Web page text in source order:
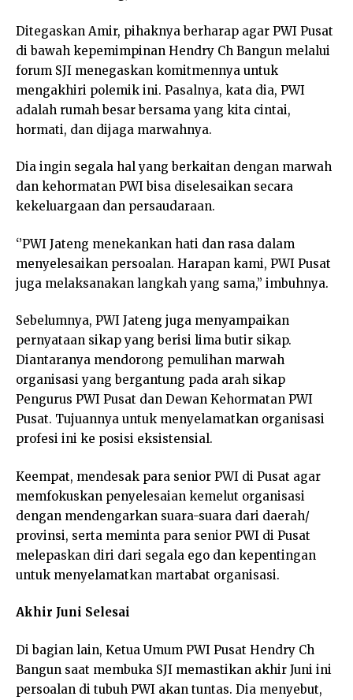
Ditegaskan Amir, pihaknya berharap agar PWI Pusat
di bawah kepemimpinan Hendry Ch Bangun melalui
forum SJI menegaskan komitmennya untuk
mengakhiri polemik ini. Pasalnya, kata dia, PWI
adalah rumah besar bersama yang kita cintai,
hormati, dan dijaga marwahnya.
Dia ingin segala hal yang berkaitan dengan marwah
dan kehormatan PWI bisa diselesaikan secara
kekeluargaan dan persaudaraan.
‘’PWI Jateng menekankan hati dan rasa dalam
menyelesaikan persoalan. Harapan kami, PWI Pusat
juga melaksanakan langkah yang sama,’’ imbuhnya.
Sebelumnya, PWI Jateng juga menyampaikan
pernyataan sikap yang berisi lima butir sikap.
Diantaranya mendorong pemulihan marwah
organisasi yang bergantung pada arah sikap
Pengurus PWI Pusat dan Dewan Kehormatan PWI
Pusat. Tujuannya untuk menyelamatkan organisasi
profesi ini ke posisi eksistensial.
Keempat, mendesak para senior PWI di Pusat agar
memfokuskan penyelesaian kemelut organisasi
dengan mendengarkan suara-suara dari daerah/
provinsi, serta meminta para senior PWI di Pusat
melepaskan diri dari segala ego dan kepentingan
untuk menyelamatkan martabat organisasi.
Akhir Juni Selesai
Di bagian lain, Ketua Umum PWI Pusat Hendry Ch
Bangun saat membuka SJI memastikan akhir Juni ini
persoalan di tubuh PWI akan tuntas. Dia menyebut,